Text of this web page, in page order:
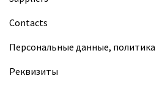
Contacts
Персональные данные, политика
Реквизиты